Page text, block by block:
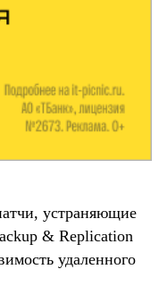
устраняющие
& Replication
удаленного